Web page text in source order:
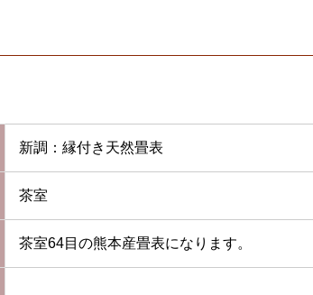
新調：縁付き天然畳表
茶室
茶室64目の熊本産畳表になります。